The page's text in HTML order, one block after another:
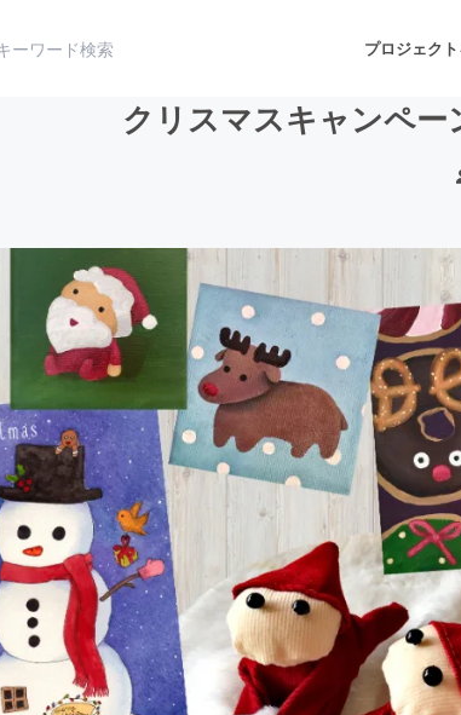
プロジェク
アート・写真 音楽
テクノロジー・ガジェット ゲーム・サービ
映像・映画 書籍・雑誌出版
ビジネス・起業 チャレンジ
まちづくり・地域活性化
クリスマスキャンペ